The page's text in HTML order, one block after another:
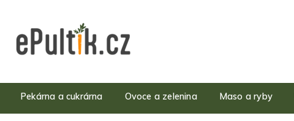
obsah
Pekárna a cukrárna Ovoce a zelenina Maso a ryby